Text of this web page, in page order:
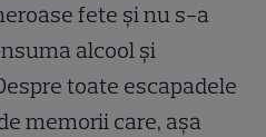
fete și nu s-a
alcool și
toate escapadele
memorii care, așa